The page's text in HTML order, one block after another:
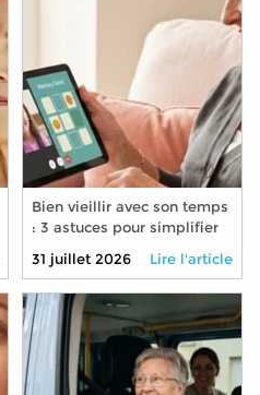
Bien vieillir avec son temps
: 3 astuces pour simplifier
nouvelles technologies
31 juillet 2026 Lire l'article